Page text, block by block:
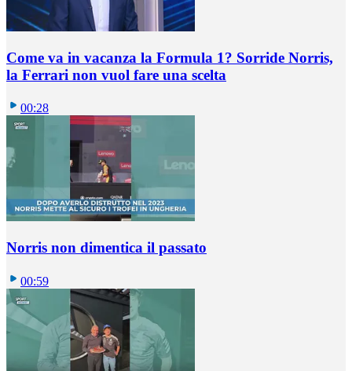
Come va in vacanza la Formula 1? Sorride Norris,
la Ferrari non vuol fare una scelta
00:28
Norris non dimentica il passato
00:59